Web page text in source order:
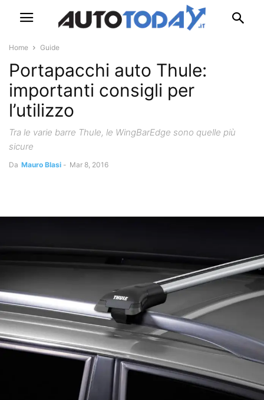
Home Guide
Portapacchi auto Thule:
importanti consigli per
l’utilizzo
Tra le varie barre Thule, le WingBarEdge sono quelle più
sicure
Da Mauro Blasi - Mar 8, 2016